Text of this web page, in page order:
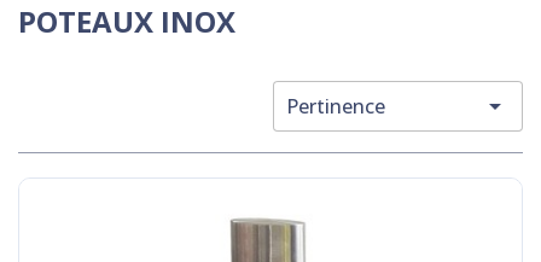
POTEAUX INOX
Pertinence 